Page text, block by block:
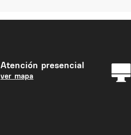
Atención presencial
ver mapa